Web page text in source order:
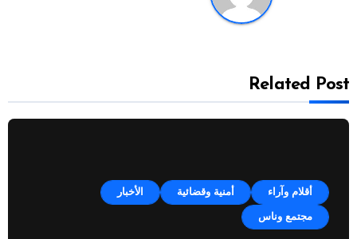
Related Post
أقلام وآراء أمنية وقضائية الأخبار
مجتمع وناس